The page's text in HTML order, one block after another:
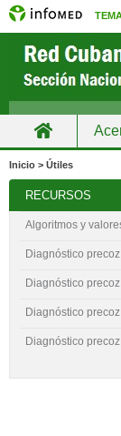
Inicio > Útiles
RECURSOS
Algoritmos y
Diagnóstico
Diagnóstico
Diagnóstico
Diagnóstico